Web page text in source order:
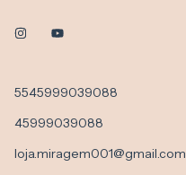
5545999039088
45999039088
loja.miragem001@gmail.com